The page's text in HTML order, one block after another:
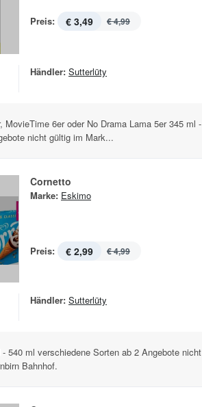
Preis: € 3,49 € 4,99
Händler: Sutterlüty
MovieTime 6er oder No Drama Lama 5er 345 ml -
nicht gültig im Mark...
Cornetto
Marke: Eskimo
Preis: € 2,99 € 4,99
Händler: Sutterlüty
540 ml verschiedene Sorten ab 2 Angebote nicht
Bahnhof.